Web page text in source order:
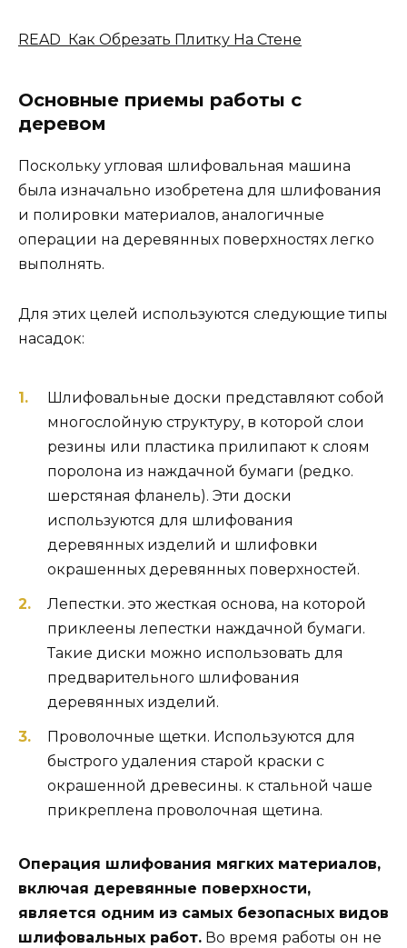
READ Как Обрезать Плитку На Стене
Основные приемы работы с
деревом
Поскольку угловая шлифовальная машина
была изначально изобретена для шлифования
и полировки материалов, аналогичные
операции на деревянных поверхностях легко
выполнять.
Для этих целей используются следующие типы
насадок:
Шлифовальные доски представляют собой
многослойную структуру, в которой слои
резины или пластика прилипают к слоям
поролона из наждачной бумаги (редко.
шерстяная фланель). Эти доски
используются для шлифования
деревянных изделий и шлифовки
окрашенных деревянных поверхностей.
Лепестки. это жесткая основа, на которой
приклеены лепестки наждачной бумаги.
Такие диски можно использовать для
предварительного шлифования
деревянных изделий.
Проволочные щетки. Используются для
быстрого удаления старой краски с
окрашенной древесины. к стальной чаше
прикреплена проволочная щетина.
Операция шлифования мягких материалов,
включая деревянные поверхности,
является одним из самых безопасных видов
шлифовальных работ. Во время работы он не